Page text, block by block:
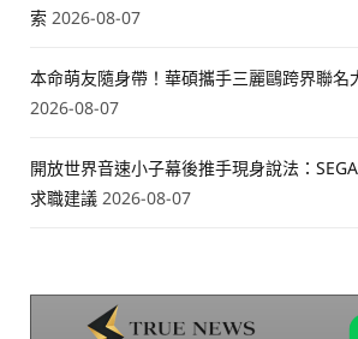
索 2026-08-07
本命萌友隨身帶！華碩攜手三麗鷗跨界聯名
2026-08-07
開放世界音速小子幕後推手現身說法：
求職建議 2026-08-07